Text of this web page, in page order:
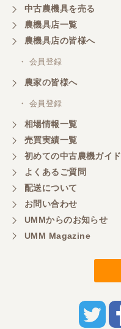
中古農機具を売る
農機具店一覧
農機具店の皆様へ
・ 会員登録
農家の皆様へ
・ 会員登録
相場情報一覧
売買実績一覧
初めての中古農機ガイド
よくあるご質問
配送について
お問い合わせ
UMMからのお知らせ
UMM Magazine